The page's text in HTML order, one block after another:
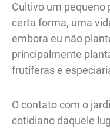
Cultivo um pequeno
certa forma, uma
embora eu não
principalmente
frutíferas e
O contato com o
cotidiano daquele